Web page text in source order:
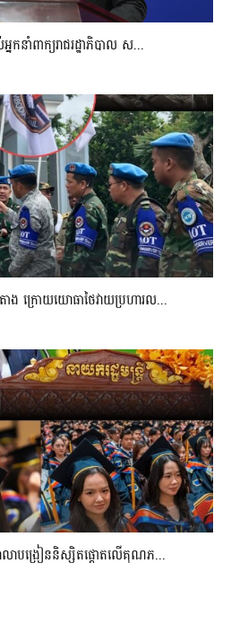
នាំពាក្យរាជរដ្ឋាភិបាល ស...
ាង ក្រោយយោធាថៃវាយប្រហារល...
ាបង្រៀននិស្សិតផ្តោតលើគុណភ...